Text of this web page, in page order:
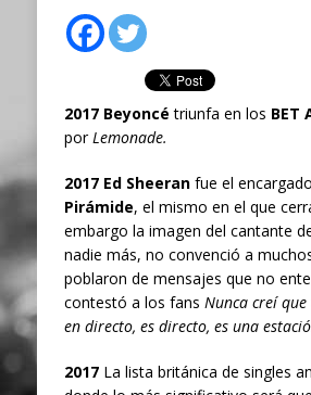
2017 Beyoncé triunfa en los BET
porLemonade.
2017 Ed Sheeranfue el
Pirámide, el mismo en el que
embargo la imagen del cantante
nadie más, no convenció a
poblaron de mensajes que no
contestó a los fans Nunca creí
en directo, es directo, es una
2017La lista británica de singles